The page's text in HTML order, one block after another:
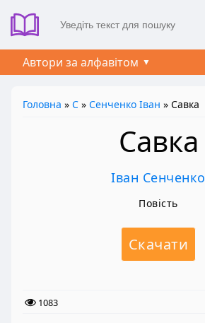
Автори за алфавітом
Головна » С » Сенченко Іван » Савка
Савка
Іван Сенченко
Повість
Скачати
1083